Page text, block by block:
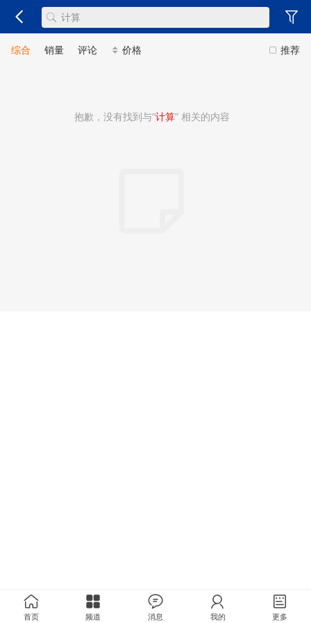
推荐
综合 销量 评论 价格
抱歉，没有找到与“计算” 相关的内容
首页 频道 消息 我的 更多